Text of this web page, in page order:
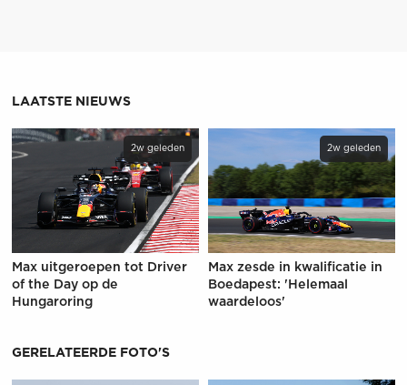
LAATSTE NIEUWS
2w geleden
Max uitgeroepen tot Driver
of the Day op de
Hungaroring
2w geleden
Max zesde in kwalificatie in
Boedapest: 'Helemaal
waardeloos'
GERELATEERDE FOTO'S